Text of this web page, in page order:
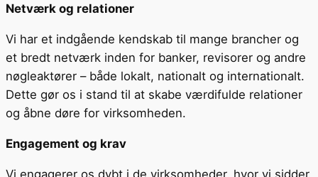
Netværk og relationer
Vi har et indgående kendskab til mange brancher og
et bredt netværk inden for banker, revisorer og andre
nøgleaktører – både lokalt, nationalt og internationalt.
Dette gør os i stand til at skabe værdifulde relationer
og åbne døre for virksomheden.
Engagement og krav
Vi engagerer os dybt i de virksomheder, hvor vi sidder